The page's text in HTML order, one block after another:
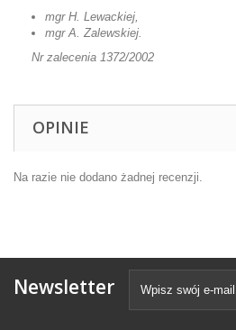
mgr H. Lewackiej,
mgr A. Zalewskiej.
Nr zalecenia 1372/2002
OPINIE
Na razie nie dodano żadnej recenzji.
Newsletter